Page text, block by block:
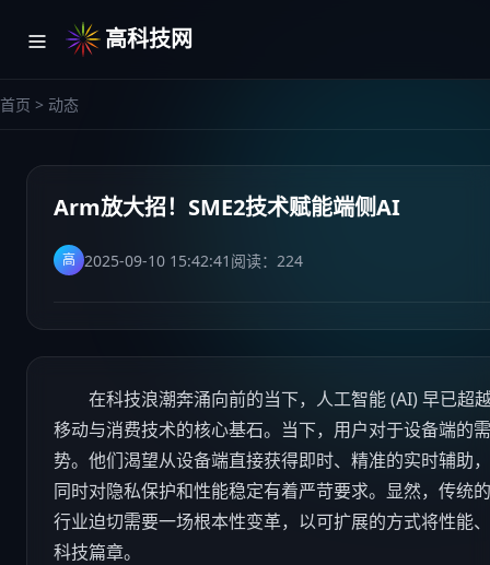
高科技网
首页 > 动态
Arm放大招！SME2技术赋能端侧AI
高 2025-09-10 15:42:41 阅读： 224
在科技浪潮奔涌向前的当下， 人工智能(AI) 早已超
移动与消费技术的核心基石。当下，用户对于设备端的
势。他们渴望从设备端直接获得即时、精准的实时辅助
同时对隐私保护和性能稳定有着严苛要求。显然，传统
行业迫切需要一场根本性变革，以可扩展的方式将性能
科技篇章。